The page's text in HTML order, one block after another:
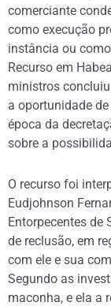
comerciante
como execução
instância ou
Recurso em
ministros
a oportunidade
época da
sobre a
O recurso foi
Eudjohnson
Entorpecentes de
de reclusão, em
com ele e sua
Segundo as
maconha, e ela a